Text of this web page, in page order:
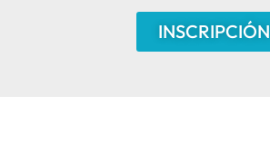
INSCRIPCIÓN